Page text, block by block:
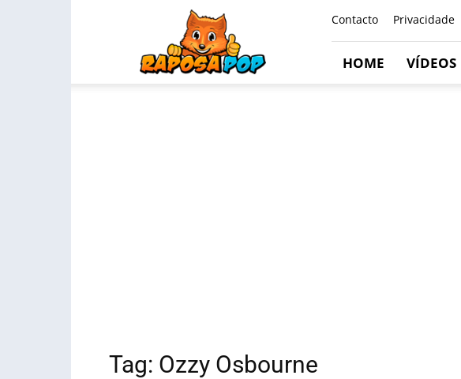
Contacto Privacidade
HOME VÍDEOS
Tag: Ozzy Osbourne